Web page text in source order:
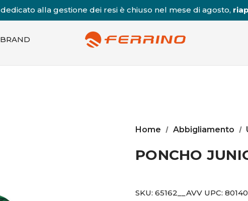
dedicato alla gestione dei resi è chiuso nel mese di agosto,
BRAND
Home Abbigliamento
PONCHO
SKU: 65162__AVV UPC: